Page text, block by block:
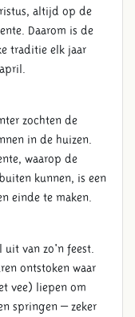
altijd op de
Daarom is de
traditie elk jaar
zochten de
in de huizen.
waarop de
kunnen, is een
einde te maken.
uit van zo'n feest.
ontstoken waar
vee) liepen om
springen – zeker